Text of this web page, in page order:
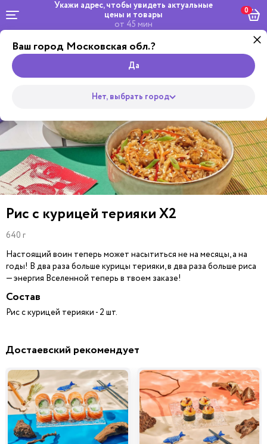
Укажи адрес, чтобы увидеть актуальные
цены и товары
от 45 мин
Ваш город Московская обл.?
Да
Нет, выбрать город
0
Роллы
Комбо и
Рис с курицей терияки Х2
640 г
Настоящий воин теперь может насытиться не на месяцы, а на
годы! В два раза больше курицы терияки, в два раза больше риса
— энергия Вселенной теперь в твоем заказе!
Состав
Рис с курицей терияки - 2 шт.
Достаевский рекомендует